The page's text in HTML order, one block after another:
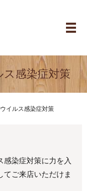
感染症対策
イルス感染症対策
感染症対策に力を入
てご来店いただけま